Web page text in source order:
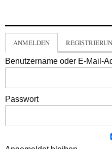
ANMELDEN
Benutzername oder E-Mail-
Passwort